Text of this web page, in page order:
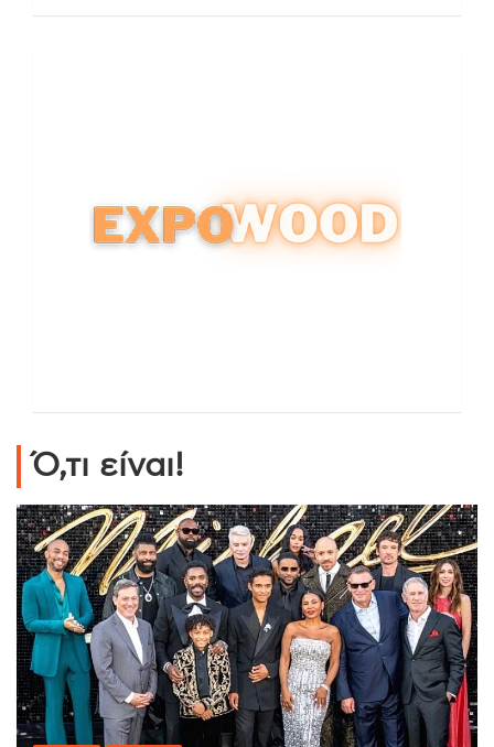
Ό,τι είναι!